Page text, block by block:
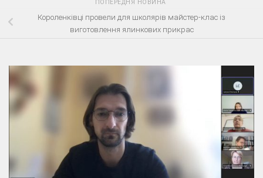
ПОПЕРЕДНЯ НОВИНА
Короленківці провели для школярів майстер-клас із
виготовлення ялинкових прикрас